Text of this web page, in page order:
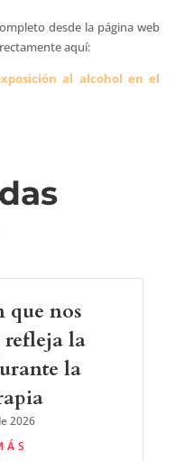
desde la página web
aquí:
al alcohol en el
que nos
refleja la
la
2026